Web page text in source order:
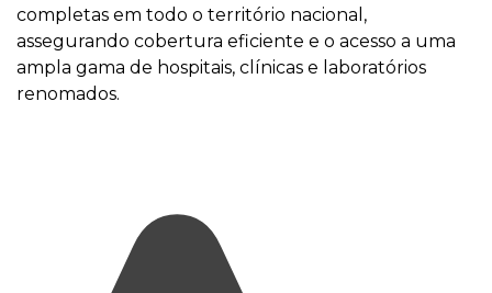
completas em todo o território nacional,
assegurando cobertura eficiente e o acesso a uma
ampla gama de hospitais, clínicas e laboratórios
renomados.